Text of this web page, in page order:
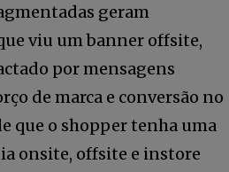
geram
viu um banner offsite,
por mensagens
de marca e conversão no
que o shopper tenha uma
onsite, offsite e instore